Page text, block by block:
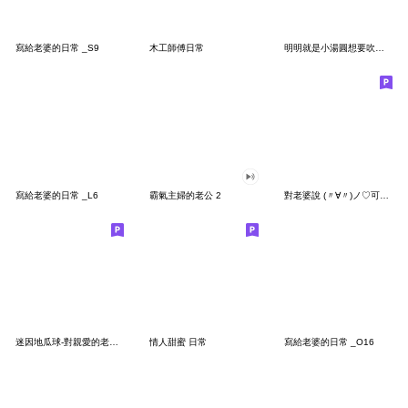
寫給老婆的日常 _S9 木工師傅日常 明明就是小湯圓想要吹吹(白)
寫給老婆的日常 _L6 霸氣主婦的老公 2 對老婆說 (〃∀〃)ノ♡可愛の手寫日常風♡
情人甜蜜 日常 寫給老婆的日常 _O16